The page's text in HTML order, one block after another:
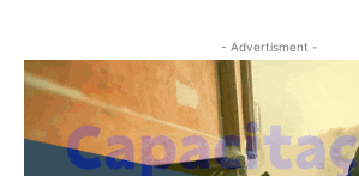
- Advertisment -